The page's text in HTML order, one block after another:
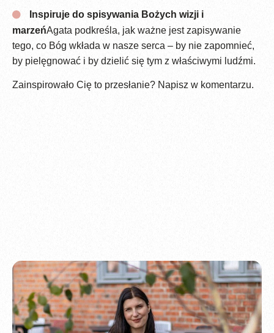
Inspiruje do spisywania Bożych wizji i
marzeńAgata podkreśla, jak ważne jest zapisywanie
tego, co Bóg wkłada w nasze serca – by nie zapomnieć,
by pielęgnować i by dzielić się tym z właściwymi ludźmi.
Zainspirowało Cię to przesłanie? Napisz w komentarzu.